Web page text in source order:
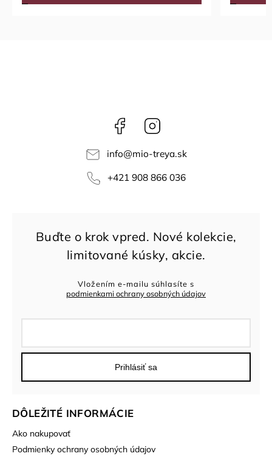
Facebook
info@mio-treya.sk
+421 908 866 036
DÔLEŽITÉ INFORMÁCIE
Ako nakupovať
Podmienky ochrany osobných údajov
Vložením e-mailu súhlasíte s
podmienkami ochrany osobných údajov
Prihlásiť sa